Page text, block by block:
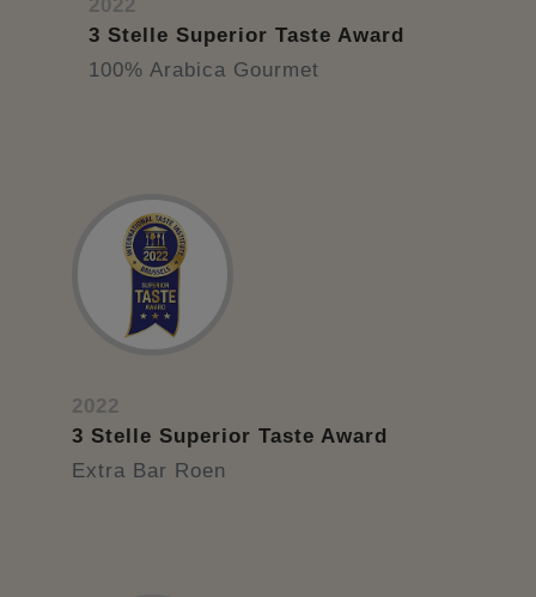
2022
3 Stelle Superior Taste Award
100% Arabica Gourmet
2022
3 Stelle Superior Taste Award
Extra Bar Roen